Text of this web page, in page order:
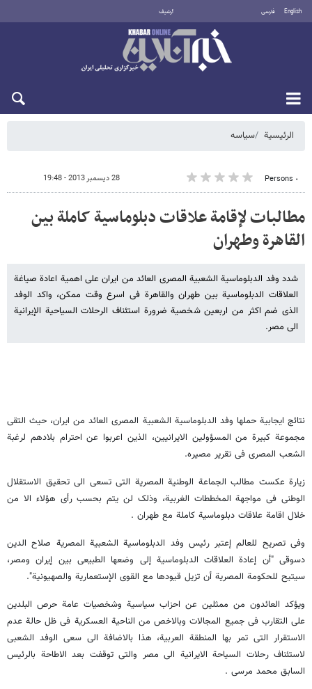
English فارسی أرشيف
الرئيسية سیاسه
٠ Persons 28 ديسمبر 2013 - 19:48
مطالبات لإقامة علاقات دبلوماسیة کاملة بین
القاهرة وطهران
شدد وفد الدبلوماسیة الشعبیة المصری العائد من ایران على اهمیة اعادة صیاغة
العلاقات الدبلوماسیة بین طهران والقاهرة فی اسرع وقت ممکن، واکد الوفد
الذی ضم اکثر من اربعین شخصیة ضرورة استئناف الرحلات السیاحیة الإیرانیة
الى مصر.
نتائج ایجابیة حملها وفد الدبلوماسیة الشعبیة المصری العائد من ایران، حیث التقى
مجموعة کبیرة من المسؤولین الایرانیین، الذین اعربوا عن احترام بلادهم لرغبة
الشعب المصری فی تقریر مصیره.
زیارة عکست مطالب الجماعة الوطنیة المصریة التی تسعى الى تحقیق الاستقلال
الوطنی فی مواجهة المخططات الغربیة، وذلک لن یتم بحسب رأی هؤلاء الا من
خلال اقامة علاقات دبلوماسیة کاملة مع طهران .
وفی تصریح للعالم إعتبر رئیس وفد الدبلوماسیة الشعبیة المصریة صلاح الدین
دسوقی "أن إعادة العلاقات الدبلوماسیة إلى وضعها الطبیعی بین إیران ومصر،
سیتیح للحکومة المصریة أن تزیل قیودها مع القوى الإستعماریة والصهیونیة".
ویؤکد العائدون من ممثلین عن احزاب سیاسیة وشخصیات عامة حرص البلدین
على التقارب فی جمیع المجالات وبالاخص من الناحیة العسکریة فی ظل حالة عدم
الاستقرار التی تمر بها المنطقة العربیة، هذا بالاضافة الى سعی الوفد الشعبی
لاستئناف رحلات السیاحة الایرانیة الى مصر والتی توقفت بعد الاطاحة بالرئیس
السابق محمد مرسی .